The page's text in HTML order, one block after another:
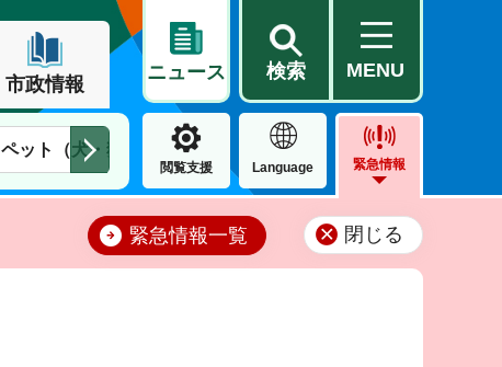
市政情報
ニュース 検索 MENU
ペット（犬・猫） 住民票・戸籍 公営住宅
閲覧支援 Language 緊急情報
緊急情報一覧 閉じる